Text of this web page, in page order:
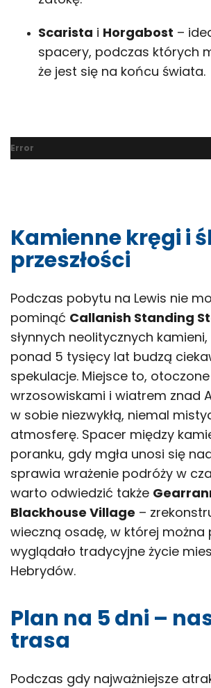
Scarista i Horgabost –
spacery, podczas których
że jest się na końcu świata.
Error
Kamienne kręgi i
przeszłości
Podczas pobytu na Lewis nie
pominąć Callanish Standing
słynnych neolitycznych
ponad 5 tysięcy lat budzą
spekulacje. Miejsce to, otoczone
wrzosowiskami i wiatrem znad
w sobie niezwykłą, niemal
atmosferę. Spacer między
poranku, gdy mgła unosi się
sprawia wrażenie podróży w
warto odwiedzić także
Blackhouse Village –
wieczną osadę, w której można
wyglądało tradycyjne życie
Hebrydów.
Plan na 5 dni –
trasa
Podczas gdy najważniejsze